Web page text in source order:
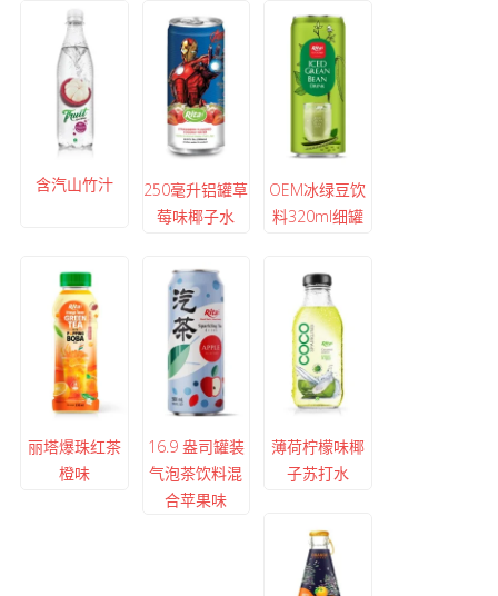
含汽山竹汁
250毫升铝罐草
莓味椰子水
OEM冰绿豆饮
料320ml细罐
丽塔爆珠红茶
橙味
16.9 盎司罐装
气泡茶饮料混
合苹果味
薄荷柠檬味椰
子苏打水